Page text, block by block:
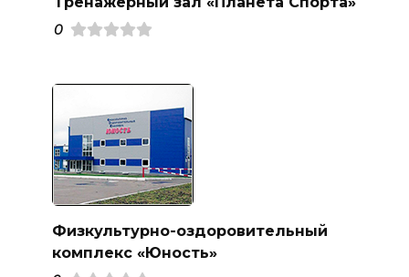
0
Физкультурно-оздоровительный
комплекс «Юность»